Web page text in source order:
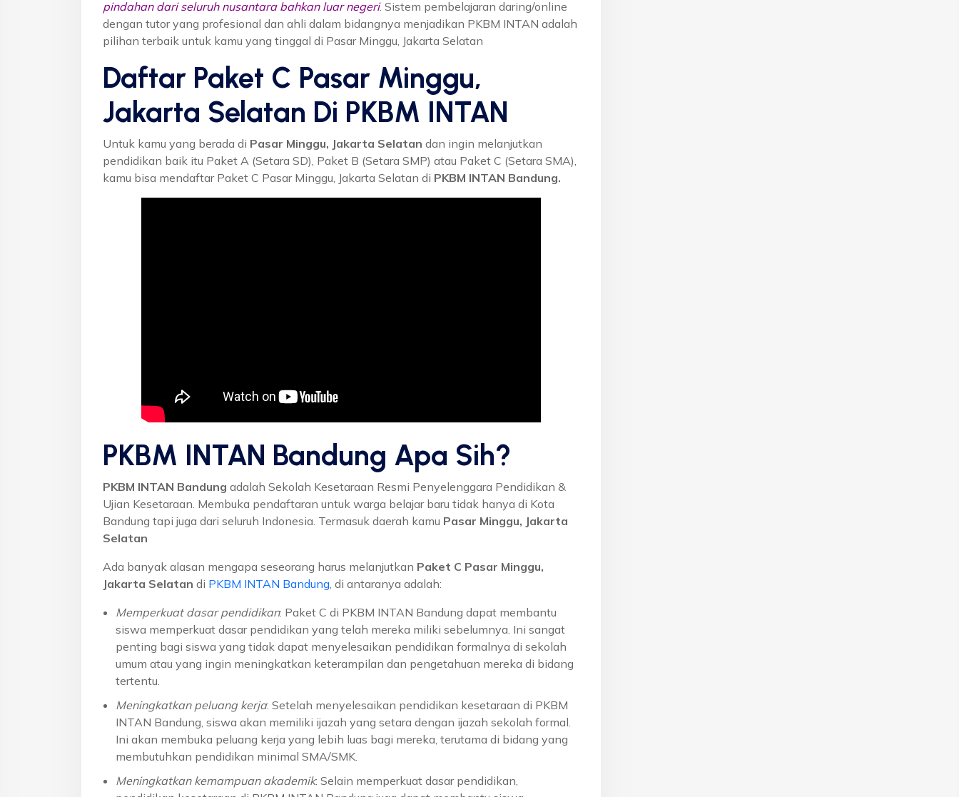
pindahan dari seluruh nusantara bahkan luar negeri. Sistem pembelajaran daring/online
dengan tutor yang profesional dan ahli dalam bidangnya menjadikan PKBM INTAN adalah
pilihan terbaik untuk kamu yang tinggal di Pasar Minggu, Jakarta Selatan
Daftar Paket C Pasar Minggu,
Jakarta Selatan Di PKBM INTAN
Untuk kamu yang berada di Pasar Minggu, Jakarta Selatan dan ingin melanjutkan
pendidikan baik itu Paket A (Setara SD), Paket B (Setara SMP) atau Paket C (Setara SMA),
kamu bisa mendaftar Paket C Pasar Minggu, Jakarta Selatan di PKBM INTAN Bandung.
PKBM INTAN Bandung Apa Sih?
PKBM INTAN Bandung adalah Sekolah Kesetaraan Resmi Penyelenggara Pendidikan &
Ujian Kesetaraan. Membuka pendaftaran untuk warga belajar baru tidak hanya di Kota
Bandung tapi juga dari seluruh Indonesia. Termasuk daerah kamu Pasar Minggu, Jakarta
Selatan
Ada banyak alasan mengapa seseorang harus melanjutkan Paket C Pasar Minggu,
Jakarta Selatan di PKBM INTAN Bandung , di antaranya adalah:
Memperkuat dasar pendidikan: Paket C di PKBM INTAN Bandung dapat membantu
siswa memperkuat dasar pendidikan yang telah mereka miliki sebelumnya. Ini sangat
penting bagi siswa yang tidak dapat menyelesaikan pendidikan formalnya di sekolah
umum atau yang ingin meningkatkan keterampilan dan pengetahuan mereka di bidang
tertentu.
Meningkatkan peluang kerja: Setelah menyelesaikan pendidikan kesetaraan di PKBM
INTAN Bandung, siswa akan memiliki ijazah yang setara dengan ijazah sekolah formal.
Ini akan membuka peluang kerja yang lebih luas bagi mereka, terutama di bidang yang
membutuhkan pendidikan minimal SMA/SMK.
Meningkatkan kemampuan akademik: Selain memperkuat dasar pendidikan,